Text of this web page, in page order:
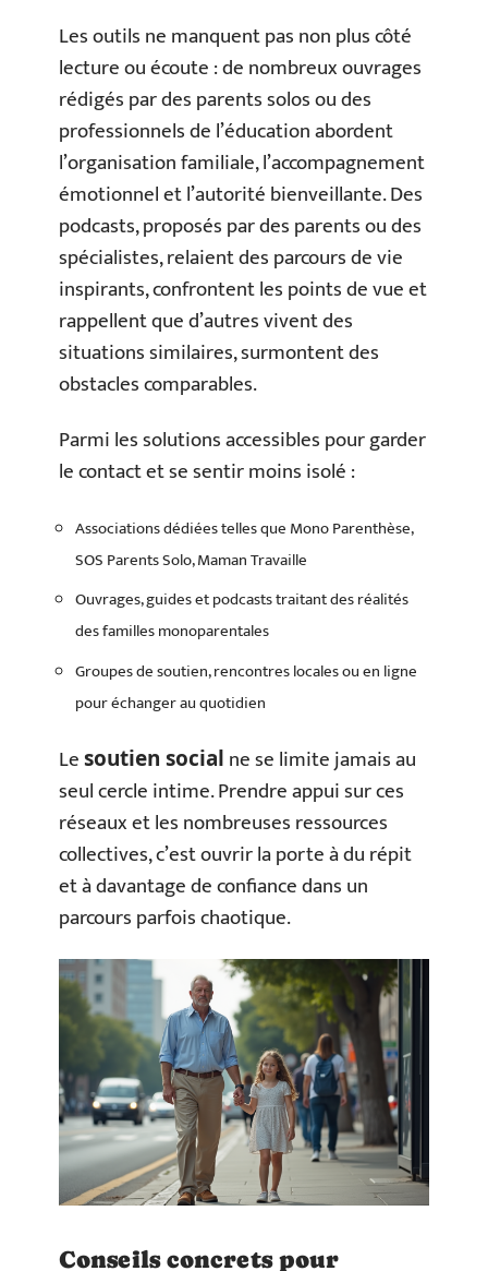
Les outils ne manquent pas non plus côté
lecture ou écoute : de nombreux ouvrages
rédigés par des parents solos ou des
professionnels de l’éducation abordent
l’organisation familiale, l’accompagnement
émotionnel et l’autorité bienveillante. Des
podcasts, proposés par des parents ou des
spécialistes, relaient des parcours de vie
inspirants, confrontent les points de vue et
rappellent que d’autres vivent des
situations similaires, surmontent des
obstacles comparables.
Parmi les solutions accessibles pour garder
le contact et se sentir moins isolé :
Associations dédiées telles que Mono Parenthèse,
SOS Parents Solo, Maman Travaille
Ouvrages, guides et podcasts traitant des réalités
des familles monoparentales
Groupes de soutien, rencontres locales ou en ligne
pour échanger au quotidien
Lesoutien social ne se limite jamais au
seul cercle intime. Prendre appui sur ces
réseaux et les nombreuses ressources
collectives, c’est ouvrir la porte à du répit
et à davantage de confiance dans un
parcours parfois chaotique.
Conseils concrets pour